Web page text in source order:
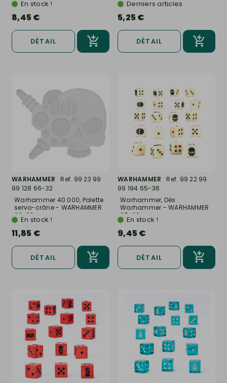
En stock !
8,45 €
DÉTAIL
Derniers articles
5,25 €
DÉTAIL
WARHAMMER
Ref. 99 23 99
99 128 66-32
Warhammer 40.000, Palette
servo-crâne - WARHAMMER
66-32
En stock !
11,85 €
DÉTAIL
WARHAMMER
Ref. 99 22 99
99 194 65-36
Warhammer, Dés
Warhammer - WARHAMMER
65-36
En stock !
9,45 €
DÉTAIL